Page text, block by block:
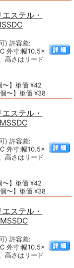
ステル・
) 許容差:
外寸:幅10.5×
高さはリード
〜】単価 ¥42
個〜】単価 ¥38
ステル・
) 許容差:
外寸:幅10.5×
高さはリード
〜】単価 ¥42
個〜】単価 ¥38
ステル・
) 許容差:
外寸:幅10.5×
高さはリード